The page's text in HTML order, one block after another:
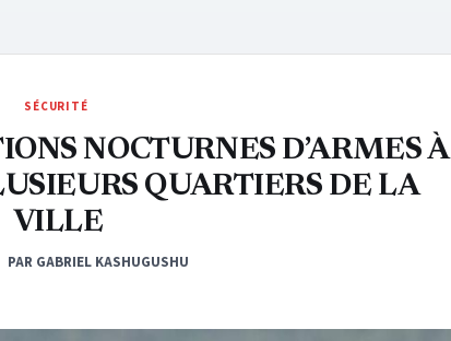
SÉCURITÉ
NOCTURNES D’ARMES À
QUARTIERS DE LA
VILLE
PAR GABRIEL KASHUGUSHU